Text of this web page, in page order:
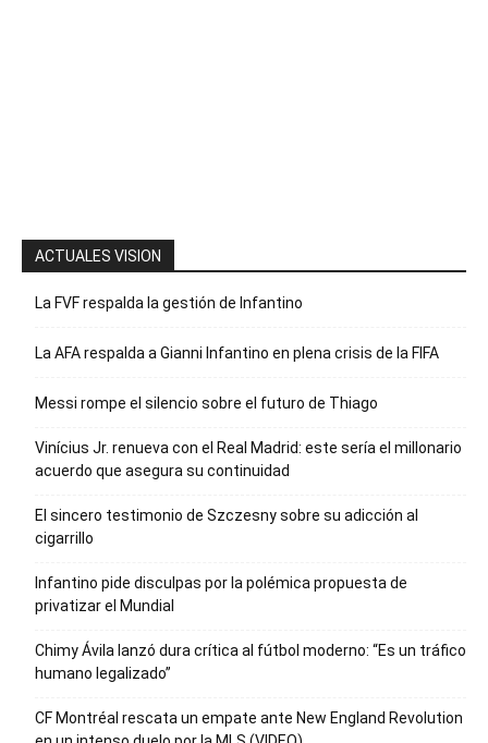
ACTUALES VISION
La FVF respalda la gestión de Infantino
La AFA respalda a Gianni Infantino en plena crisis de la FIFA
Messi rompe el silencio sobre el futuro de Thiago
Vinícius Jr. renueva con el Real Madrid: este sería el millonario
acuerdo que asegura su continuidad
El sincero testimonio de Szczesny sobre su adicción al
cigarrillo
Infantino pide disculpas por la polémica propuesta de
privatizar el Mundial
Chimy Ávila lanzó dura crítica al fútbol moderno: “Es un tráfico
humano legalizado”
CF Montréal rescata un empate ante New England Revolution